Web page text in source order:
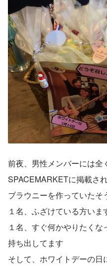
前夜、男性メンバーには全
SPACEMARKETに掲載さ
ブラウニーを作っていたそ
１名、ふざけている方いま
１名、すぐ何かやりたく
持ち出してます
そして、ホワイトデーの日